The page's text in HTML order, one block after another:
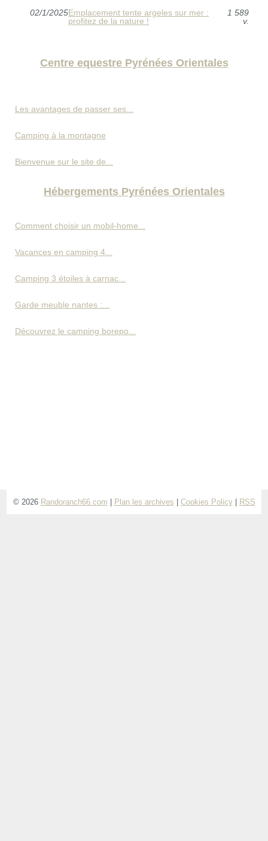
02/1/2025Emplacement tente argeles sur mer :
profitez de la nature !
1 589
v.
Centre equestre Pyrénées Orientales
Les avantages de passer ses...
Camping à la montagne
Bienvenue sur le site de...
Hébergements Pyrénées Orientales
Comment choisir un mobil-home...
Vacances en camping 4...
Camping 3 étoiles à carnac...
Garde meuble nantes :...
Découvrez le camping borepo...
© 2026 Randoranch66.com Plan les archives Cookies Policy| RSS